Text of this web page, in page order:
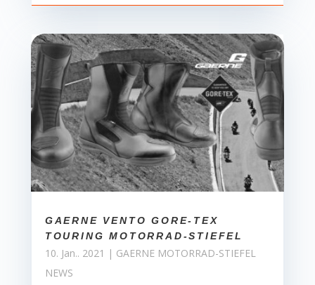
GAERNE VENTO GORE-TEX
TOURING MOTORRAD-STIEFEL
10. Jan.. 2021 | GAERNE MOTORRAD-STIEFEL
NEWS